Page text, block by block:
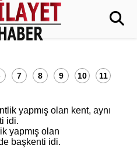
7 8 9 10
11
yapmış olan
başkenti idi.